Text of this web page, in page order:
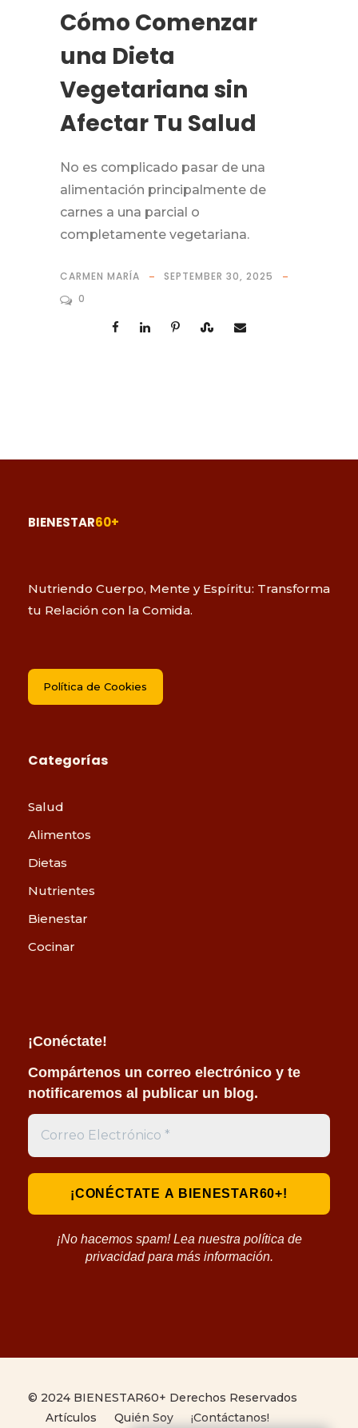
Cómo Comenzar
una Dieta
Vegetariana sin
Afectar Tu Salud
No es complicado pasar de una
alimentación principalmente de
carnes a una parcial o
completamente vegetariana.
CARMEN MARÍA
SEPTEMBER 30, 2025
0
BIENESTAR60+
Nutriendo Cuerpo, Mente y Espíritu: Transforma
tu Relación con la Comida.
Política de Cookies
Categorías
Salud
Alimentos
Dietas
Nutrientes
Bienestar
Cocinar
¡Conéctate!
Compártenos un correo electrónico y te
notificaremos al publicar un blog.
¡No hacemos spam! Lea nuestra política de
privacidad para más información.
© 2024 BIENESTAR60+ Derechos Reservados
Artículos
Quién Soy ¡Contáctanos!